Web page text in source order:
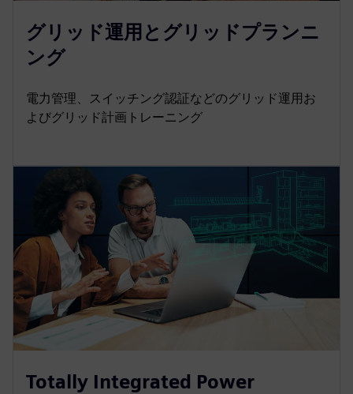
グリッド運用とグリッドプランニ
ング
電力管理、スイッチング認証などのグリッド運用お
よびグリッド計画トレーニング
Totally Integrated Power